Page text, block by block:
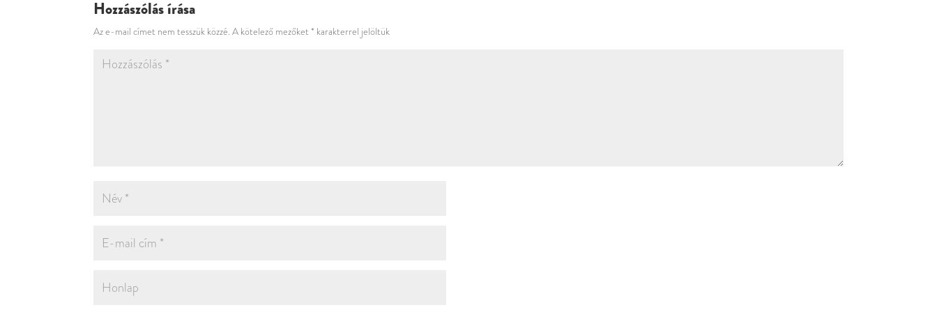
Hozzászólás írása
Az e-mail címet nem tesszük közzé. A kötelező mezőket * karakterrel jelöltük